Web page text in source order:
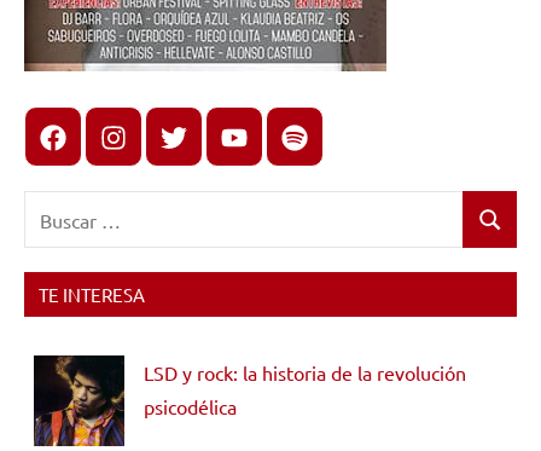
FacebookInstagram
X youtubespotify
Buscar
TE INTERESA
LSD y rock: la historia de la revolución
psicodélica